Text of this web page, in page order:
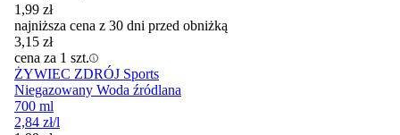
1,99 zł
najniższa cena z 30 dni przed obniżką
3,15 zł
cena za 1 szt.
ŻYWIEC ZDRÓJ Sports
Niegazowany Woda źródlana
700 ml
2,84 zł/l